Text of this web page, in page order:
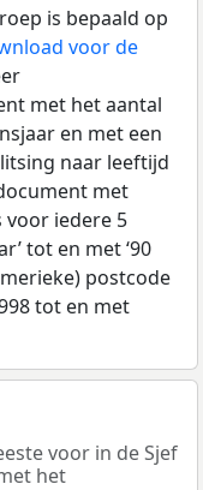
is bepaald op
voor de
met het aantal
en met een
naar leeftijd
met
iedere 5
tot en met ‘90
postcode
tot en met
voor in de Sjef
het